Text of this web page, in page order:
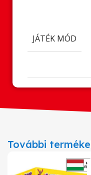
JÁTÉK MÓD
További